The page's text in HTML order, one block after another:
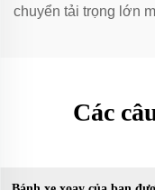
chuyển tải trọng lớn
Các